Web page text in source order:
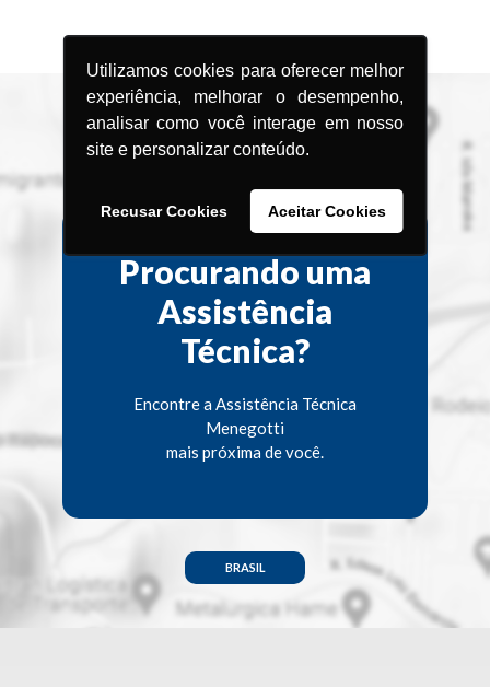
Utilizamos cookies para oferecer melhor
experiência, melhorar o desempenho,
analisar como você interage em nosso
site e personalizar conteúdo.
Recusar Cookies Aceitar Cookies
Procurando uma
Assistência
Técnica?
Encontre a Assistência Técnica
Menegotti
mais próxima de você.
BRASIL